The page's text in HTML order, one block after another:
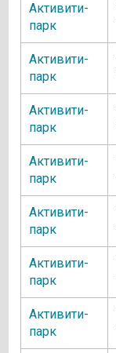
Активити-
парк
Активити-
парк
Активити-
парк
Активити-
парк
Активити-
парк
Активити-
парк
Активити-
парк